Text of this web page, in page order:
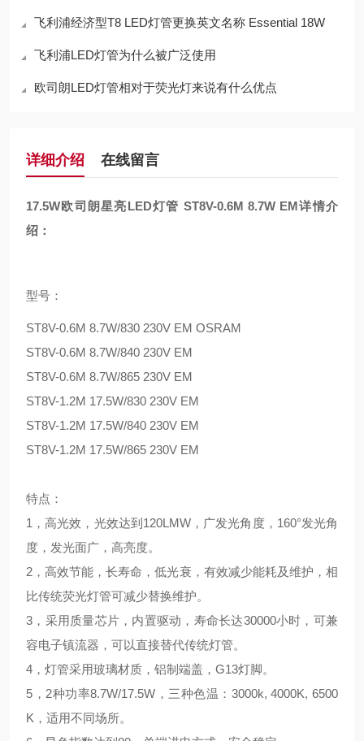
飞利浦经济型T8 LED灯管更换英文名称 Essential 18W
飞利浦LED灯管为什么被广泛使用
欧司朗LED灯管相对于荧光灯来说有什么优点
详细介绍 在线留言
17.5W欧司朗星亮LED灯管 ST8V-0.6M 8.7W EM详情介
绍：
型号：
ST8V-0.6M 8.7W/830 230V EM OSRAM
ST8V-0.6M 8.7W/840 230V EM
ST8V-0.6M 8.7W/865 230V EM
ST8V-1.2M 17.5W/830 230V EM
ST8V-1.2M 17.5W/840 230V EM
ST8V-1.2M 17.5W/865 230V EM
特点：
1，高光效，光效达到120LMW，广发光角度，160°发光角
度，发光面广，高亮度。
2，高效节能，长寿命，低光衰， 有效减少能耗及维护，相
比传统荧光灯管可减少替换维护。
3，采用质量芯片，内置驱动， 寿命长达30000小时，可兼
容电子镇流器，可以直接替代传统灯管。
4，灯管采用玻璃材质，铝制端盖，G13灯脚。
5，2种功率8.7W/17.5W，三种色温：3000k, 4000K, 6500
K，适用不同场所。